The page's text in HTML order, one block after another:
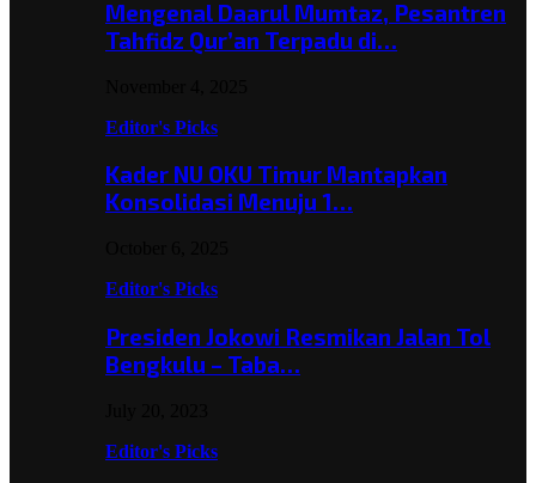
Mengenal Daarul Mumtaz, Pesantren
Tahfidz Qur’an Terpadu di…
Editor's Picks
Kader NU OKU Timur Mantapkan
Konsolidasi Menuju 1…
Editor's Picks
Presiden Jokowi Resmikan Jalan Tol
Bengkulu – Taba…
Editor's Picks